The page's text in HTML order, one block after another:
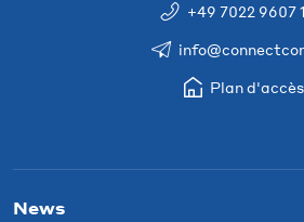
+49 7022 9607
Plan d'accès
News